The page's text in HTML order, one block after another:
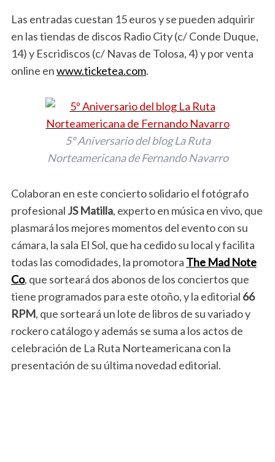
Las entradas cuestan 15 euros y se pueden adquirir
en las tiendas de discos Radio City (c/ Conde Duque,
14) y Escridiscos (c/ Navas de Tolosa, 4) y por venta
online enwww.ticketea.com.
5º Aniversario del blog La Ruta
Norteamericana de Fernando Navarro
Colaboran en este concierto solidario el fotógrafo
profesional JS Matilla, experto en música en vivo, que
plasmará los mejores momentos del evento con su
cámara, la sala El Sol, que ha cedido su local y facilita
todas las comodidades, la promotora The Mad Note
Co, que sorteará dos abonos de los conciertos que
tiene programados para este otoño, y la editorial 66
RPM, que sorteará un lote de libros de su variado y
rockero catálogo y además se suma a los actos de
celebración de La Ruta Norteamericana con la
presentación de su última novedad editorial.